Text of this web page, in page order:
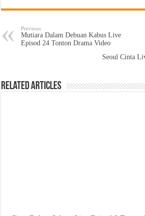
Previous
Mutiara Dalam Debuan Kabus Live
Episod 24 Tonton Drama Video
Seoul Cinta
Related Articles